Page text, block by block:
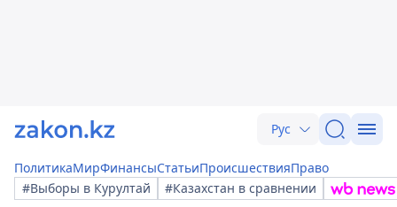
Рус
ПолитикаМирФинансыСтатьиПроисшествияПраво
#Выборы в Курултай
#Казахстан в сравнении